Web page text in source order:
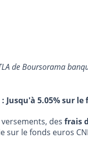
de Boursorama
Jusqu'à 5.05% sur
des frais
le fonds euros